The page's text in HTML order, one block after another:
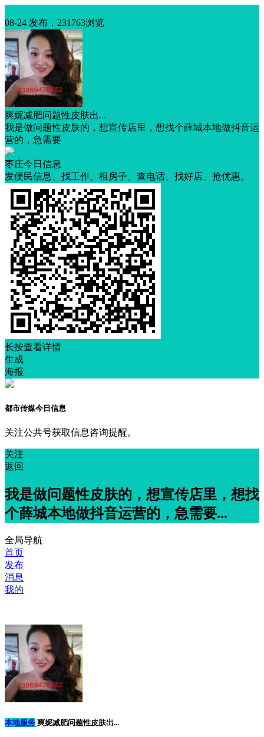
08-24 发布，231763浏览
爽妮减肥问题性皮肤出...
我是做问题性皮肤的，想宣传店里，想找个薛城本地做抖音运
营的，急需要
枣庄今日信息
发便民信息、找工作、租房子、查电话、找好店、抢优惠。
长按查看详情
生成
海报
都市传媒今日信息
关注公共号获取信息咨询提醒。
关注
返回
我是做问题性皮肤的，想宣传店里，想找
个薛城本地做抖音运营的，急需要...
全局导航
首页
发布
消息
我的
本地服务 爽妮减肥问题性皮肤出...